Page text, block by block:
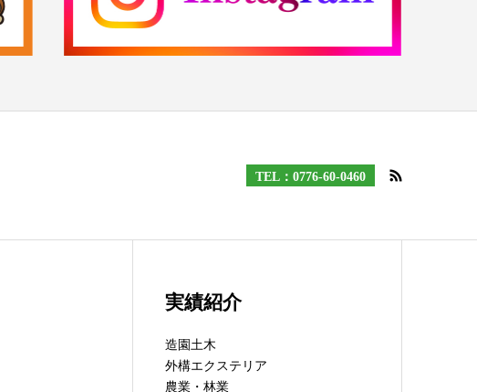
TEL：0776-60-0460
実績紹介
造園土木
外構エクステリア
農業・林業